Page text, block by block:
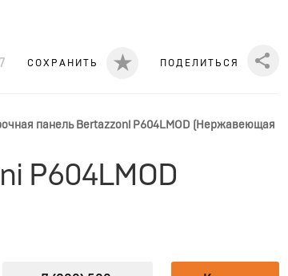
Share
ПОДЕЛИТЬСЯ
СОХРАНИТЬ
панель Bertazzoni P604LMOD (Нержавеющая
P604LMOD